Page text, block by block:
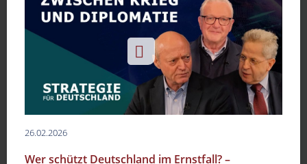
26.02.2026
Wer schützt Deutschland im Ernstfall? –